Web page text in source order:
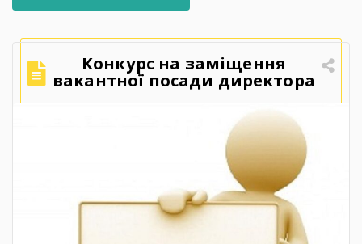
Конкурс на заміщення
вакантної посади директора
Державного навчального
закладу «Ярмолинецький
агропромисловий центр
професійної освіти»